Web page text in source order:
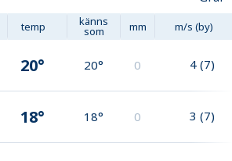
temp känns
som mm m/s (by)
20° 20° 0 4 (7)
18° 18° 0 3 (7)